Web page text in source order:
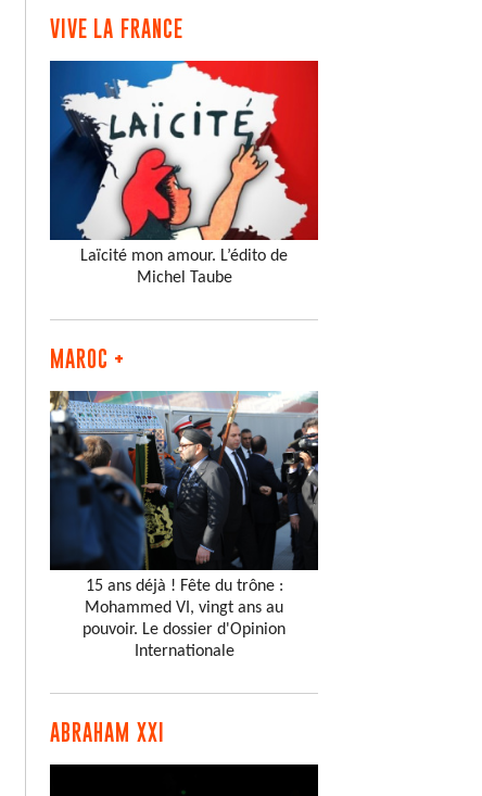
VIVE LA FRANCE
Laïcité mon amour. L’édito de
Michel Taube
MAROC +
15 ans déjà ! Fête du trône :
Mohammed VI, vingt ans au
pouvoir. Le dossier d'Opinion
Internationale
ABRAHAM XXI